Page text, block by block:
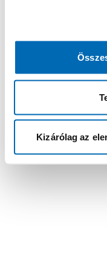
Kizárólag az